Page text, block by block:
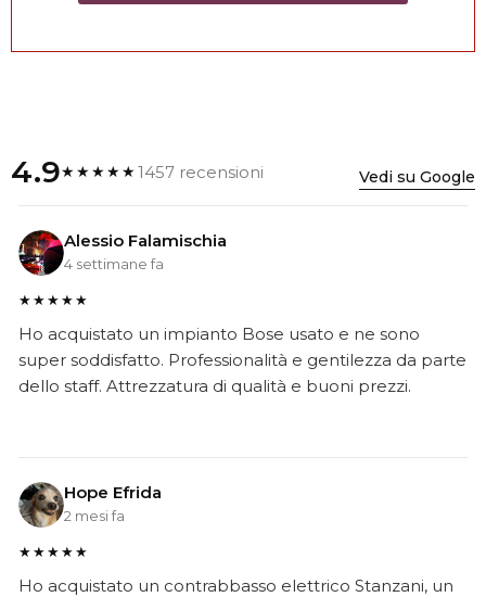
4.9★★★★★1457 recensioni Vedi su Google
Alessio Falamischia
4 settimane fa
★★★★★
Ho acquistato un impianto Bose usato e ne sono
super soddisfatto. Professionalità e gentilezza da parte
dello staff. Attrezzatura di qualità e buoni prezzi.
Hope Efrida
2 mesi fa
★★★★★
Ho acquistato un contrabbasso elettrico Stanzani, un